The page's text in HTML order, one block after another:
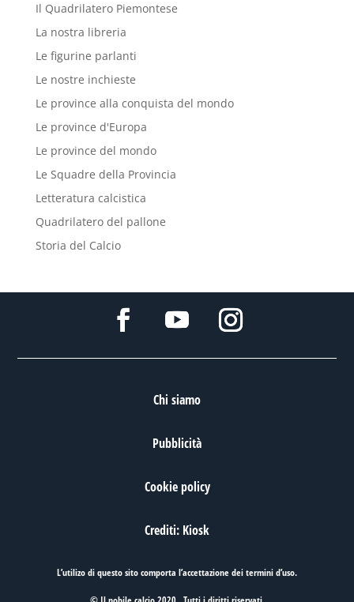
Il Quadrilatero Piemontese
La nostra libreria
Le figurine parlanti
Le nostre inchieste
Le province alla conquista del mondo
Le province d'Europa
Le province del mondo
Le Squadre della Provincia
Letteratura calcistica
Quadrilatero del pallone
Storia del Calcio
Chi siamo
Pubblicità
Cookie policy
Crediti: Kiosk
L’utilizo di questo sito comporta l’accettazione deitermini d’uso.